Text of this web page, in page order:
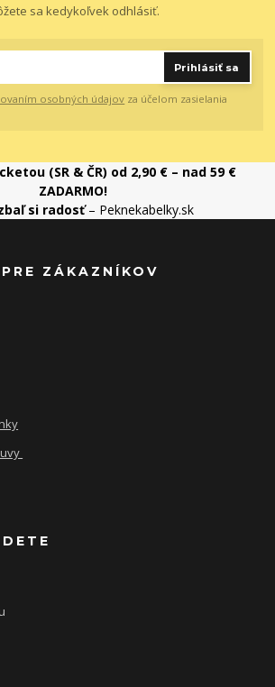
sa kedykoľvek odhlásiť.
Prihlásiť sa
osobných údajov za účelom zasielania
(SR & ČR) od 2,90 € – nad 59 €
ZADARMO!
si radosť– Peknekabelky.sk
ZÁKAZNÍKOV